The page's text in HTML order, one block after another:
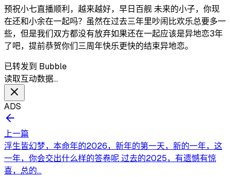
预祝小七直播顺利，越来越好，早日百舰 未来的小子，你现
在还和小余在一起吗？虽然在过去三年里吵闹比欢乐总要多一
些，但是我们双方都没有放弃如果还在一起应该是异地恋3年
了吧，提前恭贺你们三周年快乐更快的结束异地恋。
已转发到 Bubble
读取互动数据…
ADS
上一篇
浮生皆幻梦，本命年的2026，新年的第一天，新的一年，这
一年，你会交出什么样的答卷呢 过去的2025，有遗憾有惊
喜，总的...